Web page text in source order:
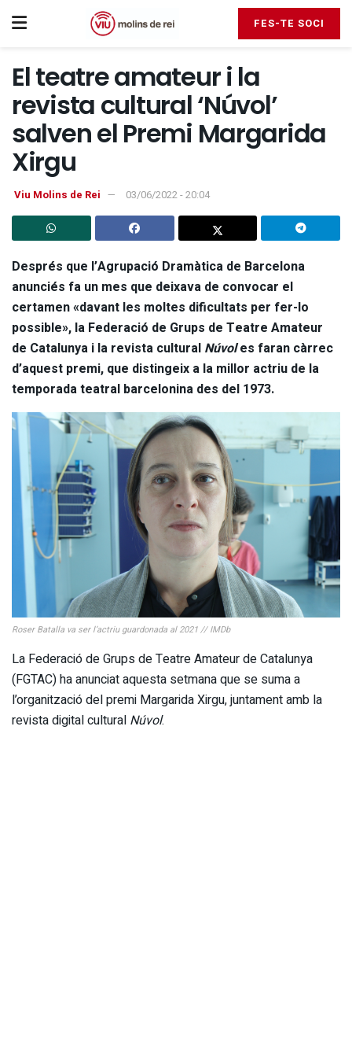
FES-TE SOCI
El teatre amateur i la
revista cultural ‘Núvol’
salven el Premi Margarida
Xirgu
Viu Molins de Rei 03/06/2022 - 20:04
Després que l’Agrupació Dramàtica de Barcelona
anunciés fa un mes que deixava de convocar el
certamen «davant les moltes dificultats per fer-lo
possible», la Federació de Grups de Teatre Amateur
de Catalunya i la revista cultural Núvoles faran càrrec
d’aquest premi, que distingeix a la millor actriu de la
temporada teatral barcelonina des del 1973.
Roser Batalla va ser l’actriu guardonada al 2021 // IMDb
La Federació de Grups de Teatre Amateur de Catalunya
(FGTAC) ha anunciat aquesta setmana que se suma a
l’organització del premi Margarida Xirgu, juntament amb la
revista digital cultural Núvol.